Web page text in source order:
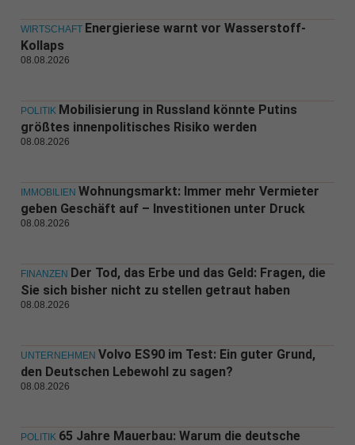
WIRTSCHAFT Energieriese warnt vor Wasserstoff-
Kollaps
08.08.2026
POLITIK Mobilisierung in Russland könnte Putins
größtes innenpolitisches Risiko werden
08.08.2026
IMMOBILIEN Wohnungsmarkt: Immer mehr Vermieter
geben Geschäft auf – Investitionen unter Druck
08.08.2026
FINANZEN Der Tod, das Erbe und das Geld: Fragen, die
Sie sich bisher nicht zu stellen getraut haben
08.08.2026
UNTERNEHMEN Volvo ES90 im Test: Ein guter Grund,
den Deutschen Lebewohl zu sagen?
08.08.2026
POLITIK 65 Jahre Mauerbau: Warum die deutsche